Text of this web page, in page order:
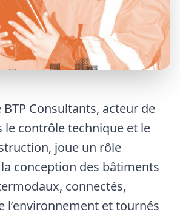
Consultants, acteur de
le contrôle technique et le
joue un rôle
conception des bâtiments
connectés,
l’environnement et tournés